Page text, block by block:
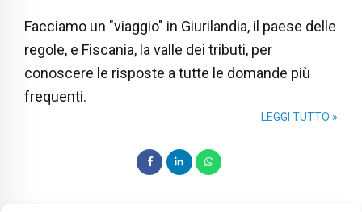
Facciamo un "viaggio" in Giurilandia, il paese delle
regole, e Fiscania, la valle dei tributi, per
conoscere le risposte a tutte le domande più
frequenti.
LEGGI TUTTO »